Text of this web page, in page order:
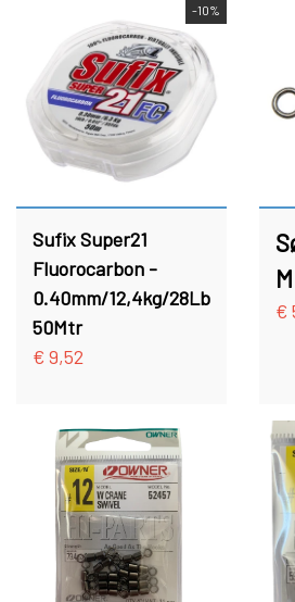
PREDATOR
STANGRØR OG
VADERS, VADESKO OG
LIMITED
-10%
Sufix Super21
Fluorocarbon -
0.40mm/12,4kg/28Lb
50Mtr
€ 9,52
€